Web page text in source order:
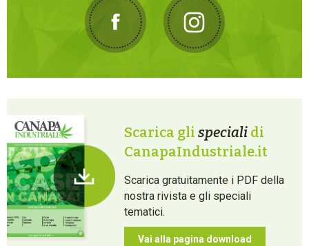
Scarica gli speciali di
CanapaIndustriale.it
Scarica gratuitamente i PDF della
nostra rivista e gli speciali
tematici.
Vai alla pagina download